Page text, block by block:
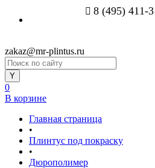
8 (495) 411-
zakaz@mr-plintus.ru
0
В корзине
Главная страница
•
Плинтус под покраску
•
Дюрополимер